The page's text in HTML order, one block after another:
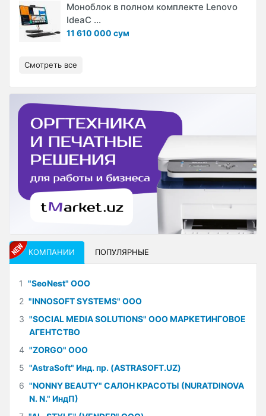
Моноблок в полном комплекте Lenovo
IdeaC ...
11 610 000 сум
Смотреть все
КОМПАНИИ ПОПУЛЯРНЫЕ
1 "SeoNest" ООО
2 "INNOSOFT SYSTEMS" ООО
3 "SOCIAL MEDIA SOLUTIONS" ООО МАРКЕТИНГОВОЕ
АГЕНТСТВО
4 "ZORGO" ООО
5 "AstraSoft" Инд. пр. (ASTRASOFT.UZ)
6 "NONNY BEAUTY" САЛОН КРАСОТЫ (NURATDINOVA
N. N." ИндП)